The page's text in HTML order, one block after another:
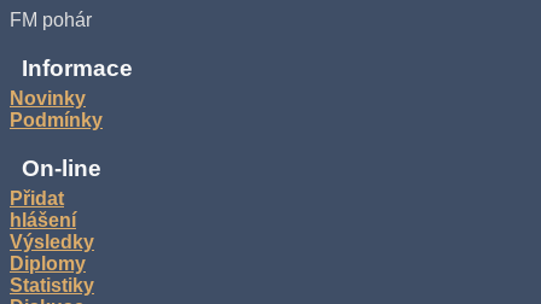
FM pohár
Informace
Novinky
Podmínky
On-line
Přidat
hlášení
Výsledky
Diplomy
Statistiky